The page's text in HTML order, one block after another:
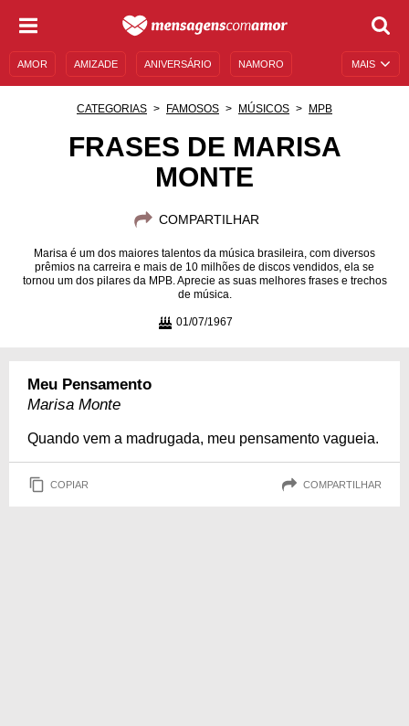
MAIS
AMOR AMIZADE ANIVERSÁRIO NAMORO
MENSAGENS DE ANIVERSÁRIO
CATEGORIAS FAMOSOS MÚSICOS MPB
FRASES DE MARISA
MONTE
COMPARTILHAR
Marisa é um dos maiores talentos da música brasileira, com diversos
prêmios na carreira e mais de 10 milhões de discos vendidos, ela se
tornou um dos pilares da MPB. Aprecie as suas melhores frases e trechos
de música.
01/07/1967
Meu Pensamento
Marisa Monte
Quando vem a madrugada, meu pensamento vagueia.
COPIAR COMPARTILHAR